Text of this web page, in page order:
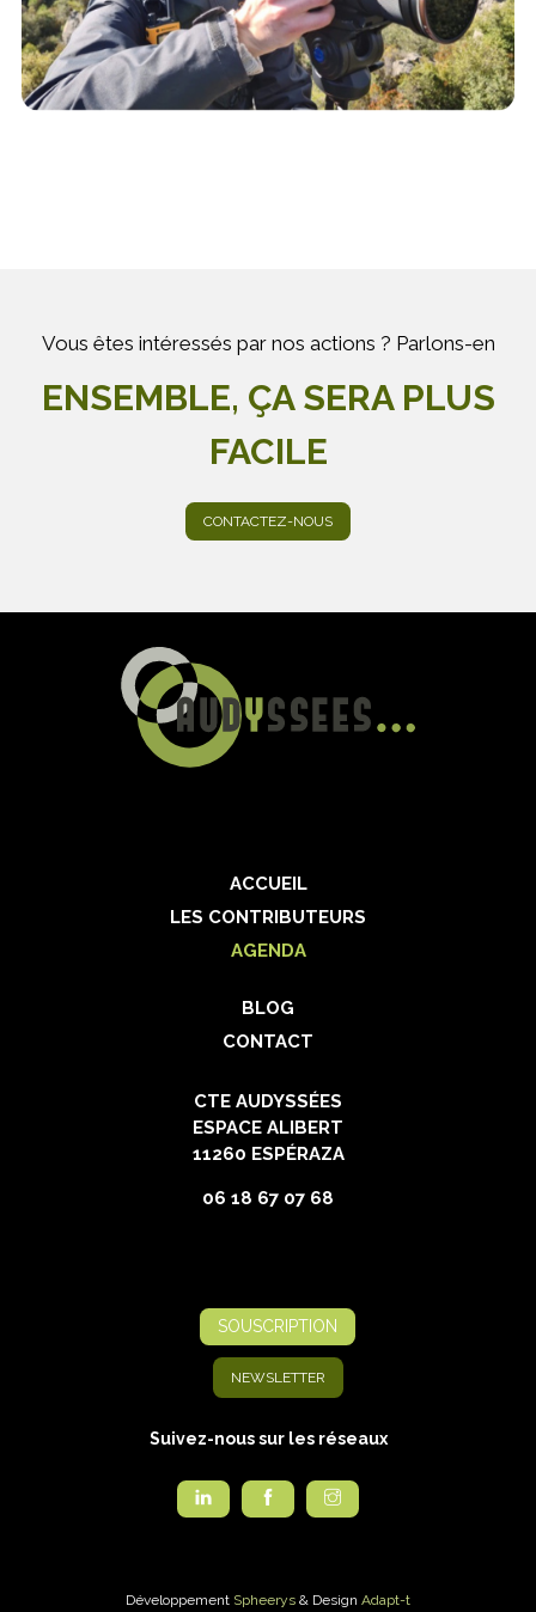
Vous êtes intéressés par nos actions ? Parlons-en
ENSEMBLE, ÇA SERA PLUS
FACILE
CONTACTEZ-NOUS
ACCUEIL
LES CONTRIBUTEURS
AGENDA
BLOG
CONTACT
CTE AUDYSSÉES
ESPACE ALIBERT
11260 ESPÉRAZA
06 18 67 07 68
SOUSCRIPTION
NEWSLETTER
Suivez-nous sur les réseaux
Développement Spheerys & Design Adapt-t